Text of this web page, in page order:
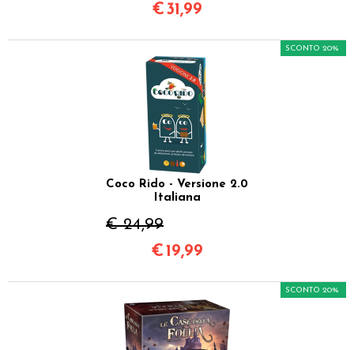
€31,99
Coco Rido - Versione 2.0
Italiana
€ 24,99
SCONTO 20%
€ 19,99
SCONTO 20%